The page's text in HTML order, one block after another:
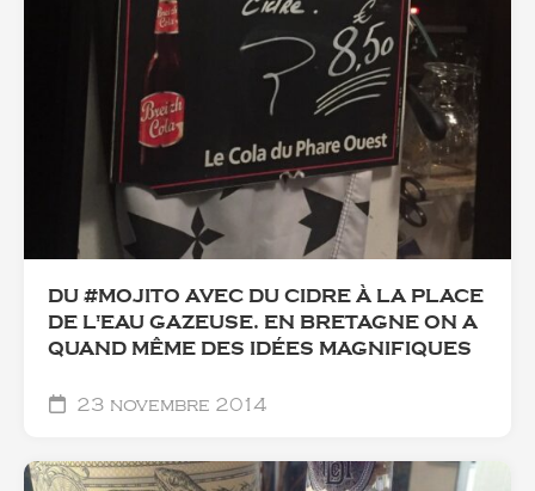
DU ‪#‎MOJITO‬ AVEC DU CIDRE À LA PLACE
DE L'EAU GAZEUSE. EN BRETAGNE ON A
QUAND MÊME DES IDÉES MAGNIFIQUES
23 novembre 2014